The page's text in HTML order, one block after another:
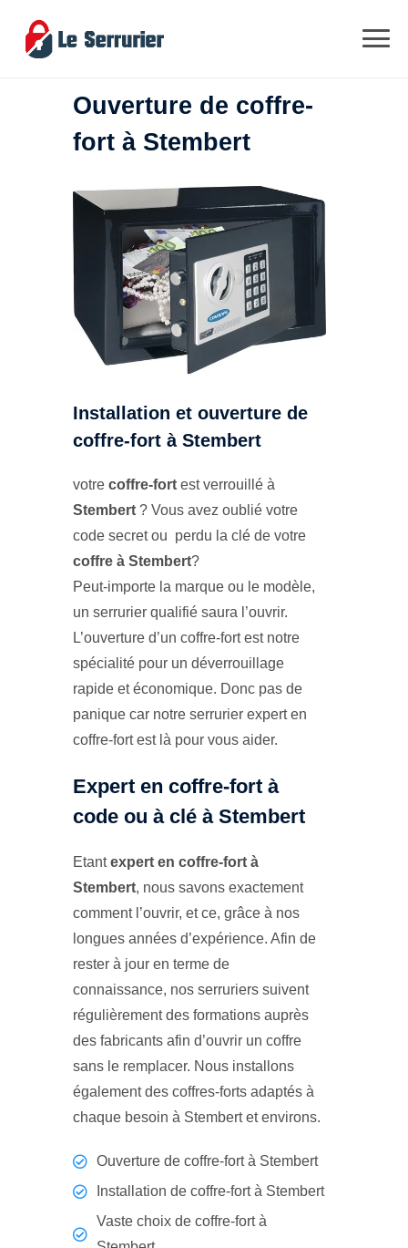
Ouverture de coffre-
fort à Stembert
Installation et ouverture de
coffre-fort à Stembert
votre coffre-fort est verrouillé à
Stembert ? Vous avez oublié votre
code secret ou perdu la clé de votre
coffre à Stembert?
Peut-importe la marque ou le modèle,
un serrurier qualifié saura l’ouvrir.
L’ouverture d’un coffre-fort est notre
spécialité pour un déverrouillage
rapide et économique. Donc pas de
panique car notre serrurier expert en
coffre-fort est là pour vous aider.
Expert en coffre-fort à
code ou à clé à Stembert
Etantexpert en coffre-fort à
Stembert, nous savons exactement
comment l’ouvrir, et ce, grâce à nos
longues années d’expérience. Afin de
rester à jour en terme de
connaissance, nos serruriers suivent
régulièrement des formations auprès
des fabricants afin d’ouvrir un coffre
sans le remplacer. Nous installons
également des coffres-forts adaptés à
chaque besoin à Stembert et environs.
Ouverture de coffre-fort à Stembert
Installation de coffre-fort à Stembert
Vaste choix de coffre-fort à